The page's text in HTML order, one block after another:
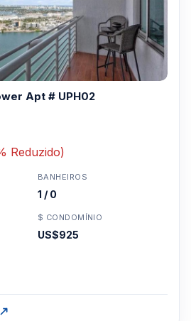
Apt # UPH02
Reduzido)
BANHEIROS
1 / 0
$ CONDOMÍNIO
US$925